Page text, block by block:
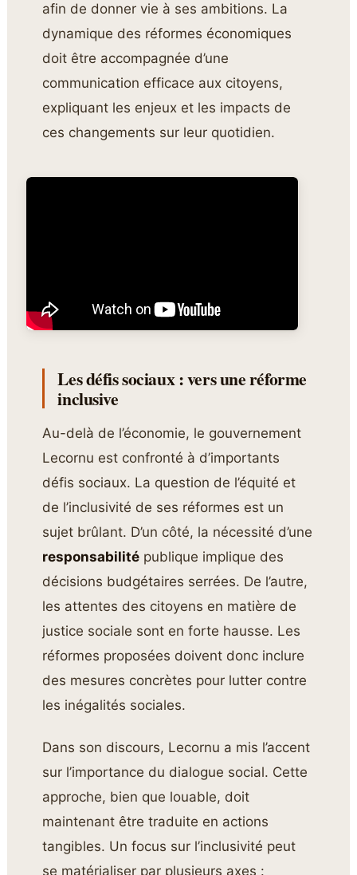
afin de donner vie à ses ambitions. La
dynamique des réformes économiques
doit être accompagnée d’une
communication efficace aux citoyens,
expliquant les enjeux et les impacts de
ces changements sur leur quotidien.
Les défis sociaux : vers une réforme
inclusive
Au-delà de l’économie, le gouvernement
Lecornu est confronté à d’importants
défis sociaux. La question de l’équité et
de l’inclusivité de ses réformes est un
sujet brûlant. D’un côté, la nécessité d’une
responsabilité publique implique des
décisions budgétaires serrées. De l’autre,
les attentes des citoyens en matière de
justice sociale sont en forte hausse. Les
réformes proposées doivent donc inclure
des mesures concrètes pour lutter contre
les inégalités sociales.
Dans son discours, Lecornu a mis l’accent
sur l’importance du dialogue social. Cette
approche, bien que louable, doit
maintenant être traduite en actions
tangibles. Un focus sur l’inclusivité peut
se matérialiser par plusieurs axes :